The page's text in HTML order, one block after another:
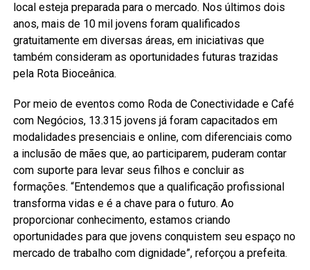
local esteja preparada para o mercado. Nos últimos dois
anos, mais de 10 mil jovens foram qualificados
gratuitamente em diversas áreas, em iniciativas que
também consideram as oportunidades futuras trazidas
pela Rota Bioceânica.
Por meio de eventos como Roda de Conectividade e Café
com Negócios, 13.315 jovens já foram capacitados em
modalidades presenciais e online, com diferenciais como
a inclusão de mães que, ao participarem, puderam contar
com suporte para levar seus filhos e concluir as
formações. “Entendemos que a qualificação profissional
transforma vidas e é a chave para o futuro. Ao
proporcionar conhecimento, estamos criando
oportunidades para que jovens conquistem seu espaço no
mercado de trabalho com dignidade”, reforçou a prefeita.